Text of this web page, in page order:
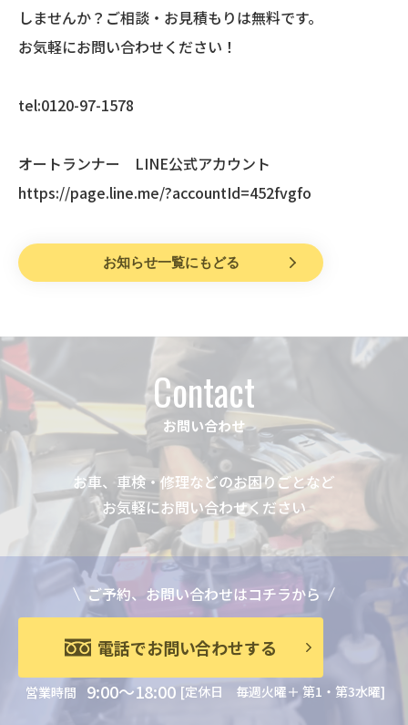
しませんか？ご相談・お見積もりは無料です。
お気軽にお問い合わせください！
tel:0120-97-1578
オートランナー LINE公式アカウント
https://page.line.me/?accountId=452fvgfo
お知らせ一覧にもどる
Contact
お問い合わせ
お車、車検・修理などのお困りごとなど
お気軽にお問い合わせください
ご予約、お問い合わせはコチラから
電話でお問い合わせする
営業時間 9:00～18:00 [定休日 毎週火曜＋ 第1・第3水曜]